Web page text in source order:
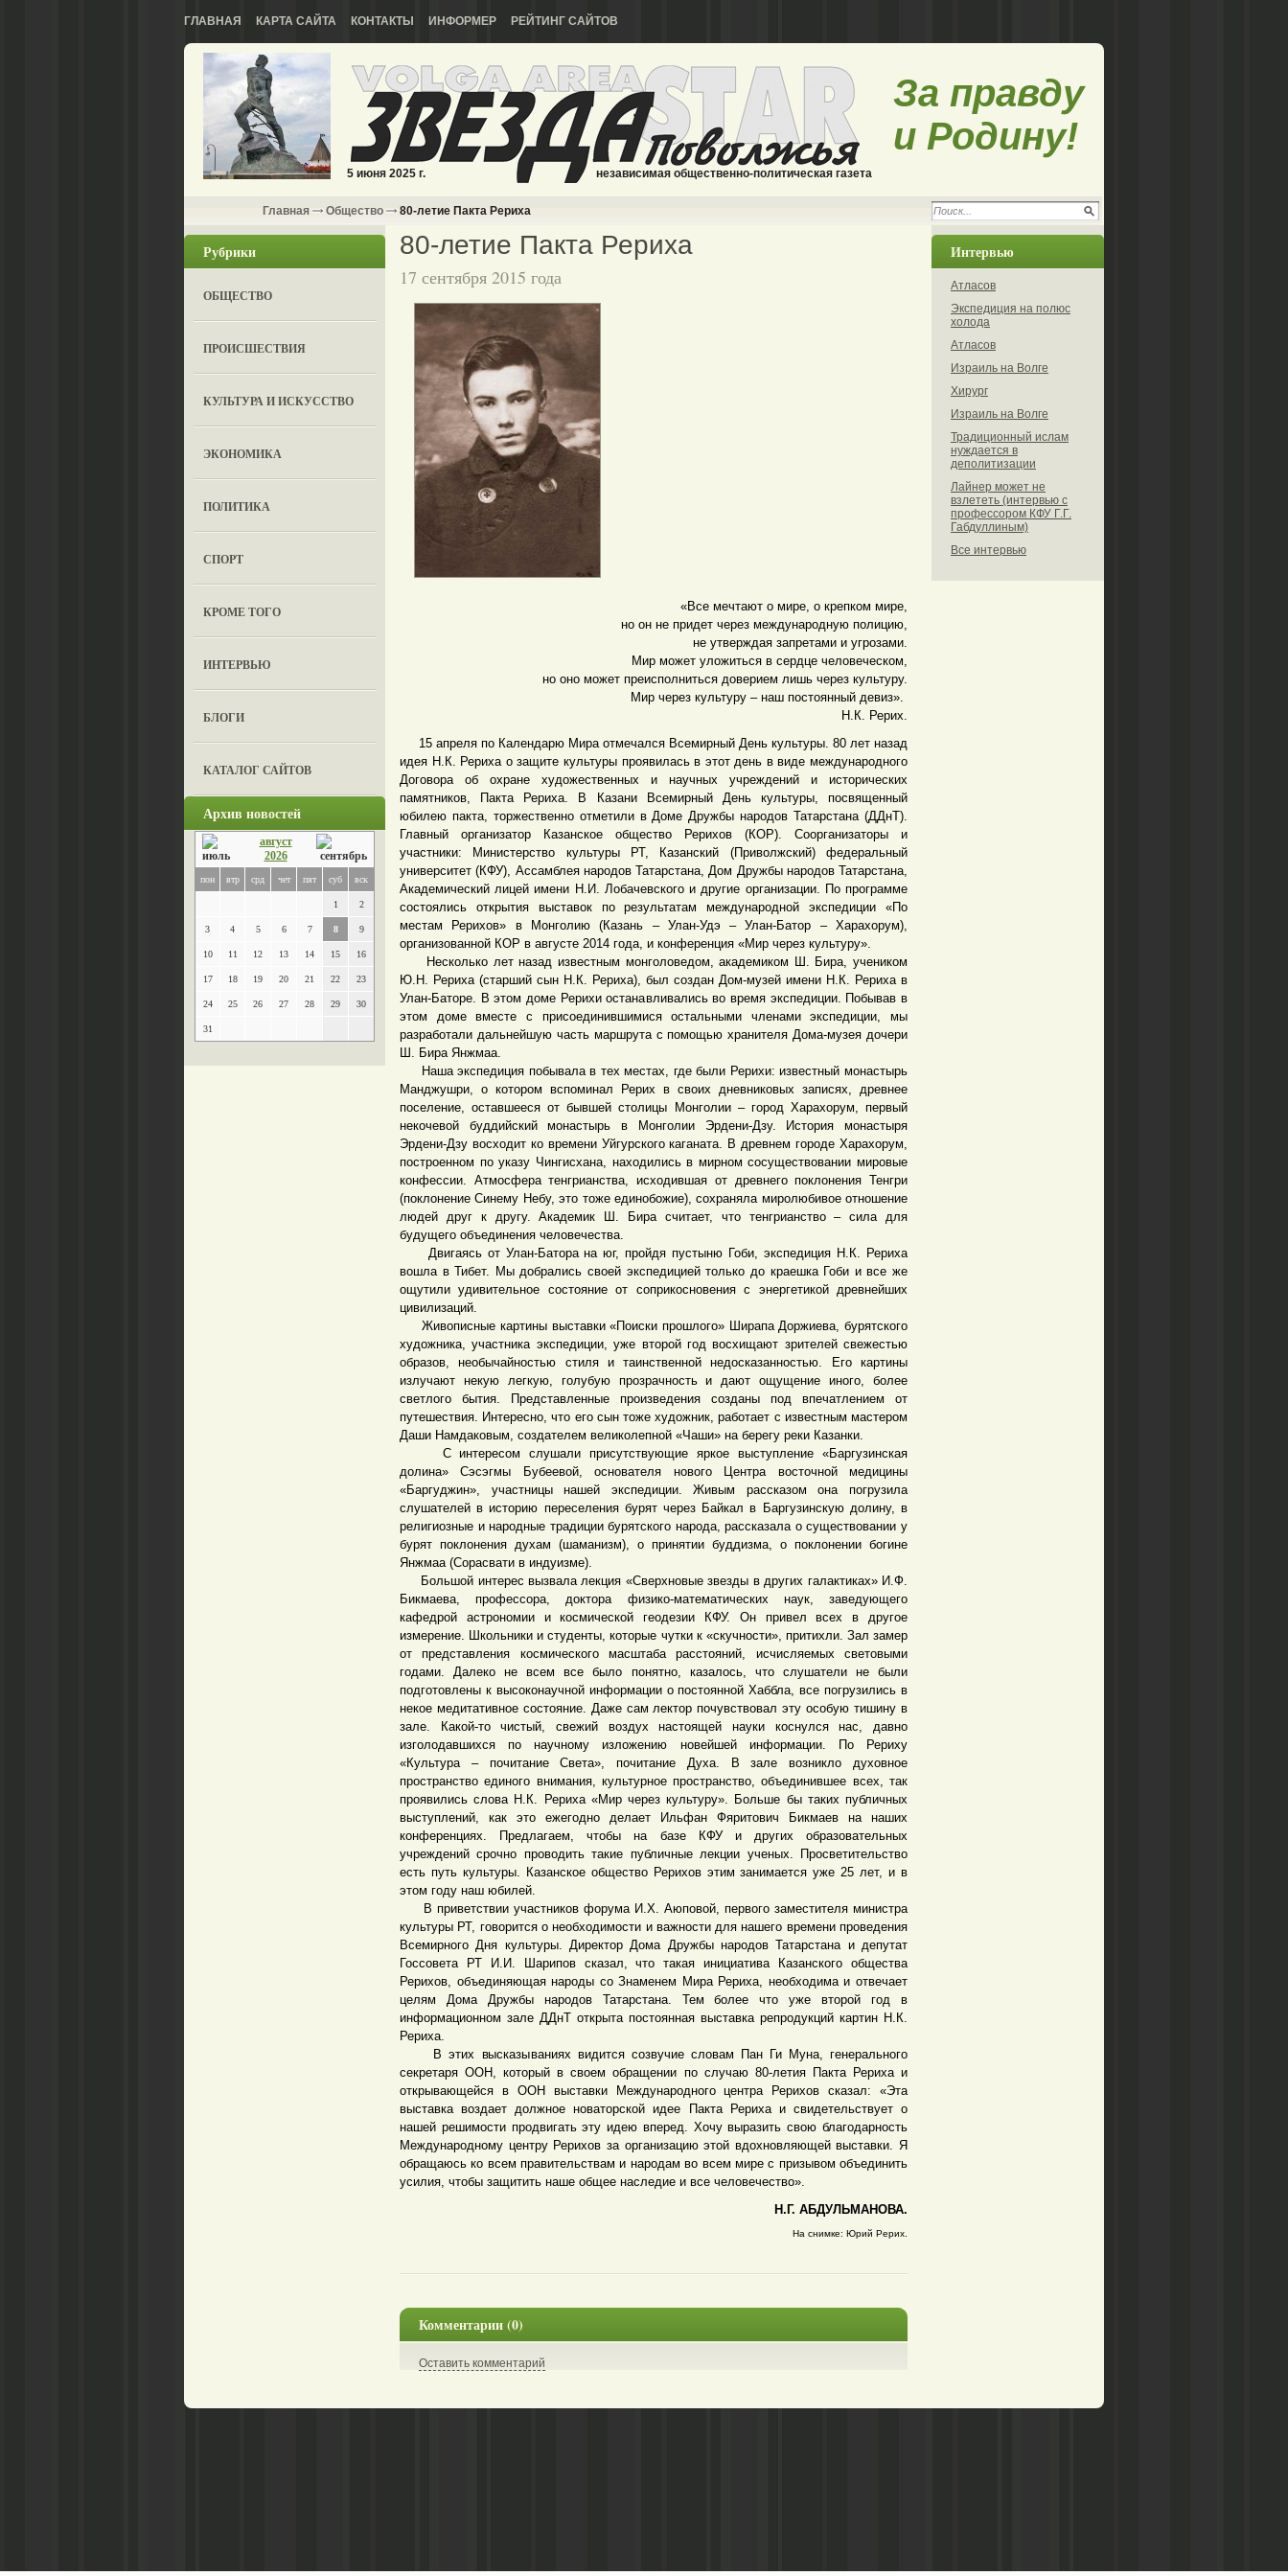
ГЛАВНАЯ КАРТА САЙТА КОНТАКТЫ ИНФОРМЕР РЕЙТИНГ САЙТОВ
5 июня 2025 г. независимая общественно-политическая газета
За правду
и Родину!
Главная Общество 80-летие Пакта Рериха
Рубрики
ОБЩЕСТВО
ПРОИСШЕСТВИЯ
КУЛЬТУРА И ИСКУССТВО
ЭКОНОМИКА
ПОЛИТИКА
СПОРТ
КРОМЕ ТОГО
ИНТЕРВЬЮ
БЛОГИ
КАТАЛОГ САЙТОВ
Архив новостей
август
2026
пон втр срд чет пят суб вск
1 2
3 4 5 6 7 8 9
10 11 12 13 14 15 16
17 18 19 20 21 22 23
24 25 26 27 28 29 30
31
80-летие Пакта Рериха
17 сентября 2015 года
«Все мечтают о мире, о крепком мире,
но он не придет через международную полицию,
не утверждая запретами и угрозами.
Мир может уложиться в сердце человеческом,
но оно может преисполниться доверием лишь через культуру.
Мир через культуру – наш постоянный девиз».
Н.К. Рерих.
15 апреля по Календарю Мира отмечался Всемирный День культуры. 80 лет назад
идея Н.К. Рериха о защите культуры проявилась в этот день в виде международного
Договора об охране художественных и научных учреждений и исторических
памятников, Пакта Рериха. В Казани Всемирный День культуры, посвященный
юбилею пакта, торжественно отметили в Доме Дружбы народов Татарстана (ДДнТ).
Главный организатор Казанское общество Рерихов (КОР). Соорганизаторы и
участники: Министерство культуры РТ, Казанский (Приволжский) федеральный
университет (КФУ), Ассамблея народов Татарстана, Дом Дружбы народов Татарстана,
Академический лицей имени Н.И. Лобачевского и другие организации. По программе
состоялись открытия выставок по результатам международной экспедиции «По
местам Рерихов» в Монголию (Казань – Улан-Удэ – Улан-Батор – Харахорум),
организованной КОР в августе 2014 года, и конференция «Мир через культуру».
Несколько лет назад известным монголоведом, академиком Ш. Бира, учеником
Ю.Н. Рериха (старший сын Н.К. Рериха), был создан Дом-музей имени Н.К. Рериха в
Улан-Баторе. В этом доме Рерихи останавливались во время экспедиции. Побывав в
этом доме вместе с присоединившимися остальными членами экспедиции, мы
разработали дальнейшую часть маршрута с помощью хранителя Дома-музея дочери
Ш. Бира Янжмаа.
Наша экспедиция побывала в тех местах, где были Рерихи: известный монастырь
Манджушри, о котором вспоминал Рерих в своих дневниковых записях, древнее
поселение, оставшееся от бывшей столицы Монголии – город Харахорум, первый
некочевой буддийский монастырь в Монголии Эрдени-Дзу. История монастыря
Эрдени-Дзу восходит ко времени Уйгурского каганата. В древнем городе Харахорум,
построенном по указу Чингисхана, находились в мирном сосуществовании мировые
конфессии. Атмосфера тенгрианства, исходившая от древнего поклонения Тенгри
(поклонение Синему Небу, это тоже единобожие), сохраняла миролюбивое отношение
людей друг к другу. Академик Ш. Бира считает, что тенгрианство – сила для
будущего объединения человечества.
Двигаясь от Улан-Батора на юг, пройдя пустыню Гоби, экспедиция Н.К. Рериха
вошла в Тибет. Мы добрались своей экспедицией только до краешка Гоби и все же
ощутили удивительное состояние от соприкосновения с энергетикой древнейших
цивилизаций.
Живописные картины выставки «Поиски прошлого» Ширапа Доржиева, бурятского
художника, участника экспедиции, уже второй год восхищают зрителей свежестью
образов, необычайностью стиля и таинственной недосказанностью. Его картины
излучают некую легкую, голубую прозрачность и дают ощущение иного, более
светлого бытия. Представленные произведения созданы под впечатлением от
путешествия. Интересно, что его сын тоже художник, работает с известным мастером
Даши Намдаковым, создателем великолепной «Чаши» на берегу реки Казанки.
С интересом слушали присутствующие яркое выступление «Баргузинская
долина» Сэсэгмы Бубеевой, основателя нового Центра восточной медицины
«Баргуджин», участницы нашей экспедиции. Живым рассказом она погрузила
слушателей в историю переселения бурят через Байкал в Баргузинскую долину, в
религиозные и народные традиции бурятского народа, рассказала о существовании у
бурят поклонения духам (шаманизм), о принятии буддизма, о поклонении богине
Янжмаа (Сорасвати в индуизме).
Большой интерес вызвала лекция «Сверхновые звезды в других галактиках» И.Ф.
Бикмаева, профессора, доктора физико-математических наук, заведующего
кафедрой астрономии и космической геодезии КФУ. Он привел всех в другое
измерение. Школьники и студенты, которые чутки к «скучности», притихли. Зал замер
от представления космического масштаба расстояний, исчисляемых световыми
годами. Далеко не всем все было понятно, казалось, что слушатели не были
подготовлены к высоконаучной информации о постоянной Хаббла, все погрузились в
некое медитативное состояние. Даже сам лектор почувствовал эту особую тишину в
зале. Какой-то чистый, свежий воздух настоящей науки коснулся нас, давно
изголодавшихся по научному изложению новейшей информации. По Рериху
«Культура – почитание Света», почитание Духа. В зале возникло духовное
пространство единого внимания, культурное пространство, объединившее всех, так
проявились слова Н.К. Рериха «Мир через культуру». Больше бы таких публичных
выступлений, как это ежегодно делает Ильфан Фяритович Бикмаев на наших
конференциях. Предлагаем, чтобы на базе КФУ и других образовательных
учреждений срочно проводить такие публичные лекции ученых. Просветительство
есть путь культуры. Казанское общество Рерихов этим занимается уже 25 лет, и в
этом году наш юбилей.
В приветствии участников форума И.Х. Аюповой, первого заместителя министра
культуры РТ, говорится о необходимости и важности для нашего времени проведения
Всемирного Дня культуры. Директор Дома Дружбы народов Татарстана и депутат
Госсовета РТ И.И. Шарипов сказал, что такая инициатива Казанского общества
Рерихов, объединяющая народы со Знаменем Мира Рериха, необходима и отвечает
целям Дома Дружбы народов Татарстана. Тем более что уже второй год в
информационном зале ДДнТ открыта постоянная выставка репродукций картин Н.К.
Рериха.
В этих высказываниях видится созвучие словам Пан Ги Муна, генерального
секретаря ООН, который в своем обращении по случаю 80-летия Пакта Рериха и
открывающейся в ООН выставки Международного центра Рерихов сказал: «Эта
выставка воздает должное новаторской идее Пакта Рериха и свидетельствует о
нашей решимости продвигать эту идею вперед. Хочу выразить свою благодарность
Международному центру Рерихов за организацию этой вдохновляющей выставки. Я
обращаюсь ко всем правительствам и народам во всем мире с призывом объединить
усилия, чтобы защитить наше общее наследие и все человечество».
Н.Г. АБДУЛЬМАНОВА.
На снимке: Юрий Рерих.
Комментарии (0)
Оставить комментарий
Интервью
Атласов
Экспедиция на полюс
холода
Атласов
Израиль на Волге
Хирург
Израиль на Волге
Традиционный ислам
нуждается в
деполитизации
Лайнер может не
взлететь (интервью с
профессором КФУ Г.Г.
Габдуллиным)
Все интервью